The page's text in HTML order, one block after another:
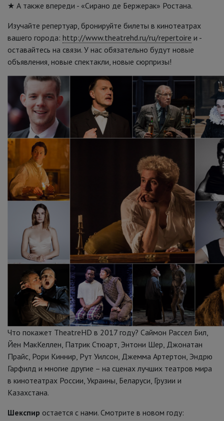
★ А также впереди - «Сирано де Бержерак» Ростана.
Изучайте репертуар, бронируйте билеты в кинотеатрах
вашего города: http://www.theatrehd.ru/ru/repertoire и -
оставайтесь на связи. У нас обязательно будут новые
объявления, новые спектакли, новые сюрпризы!
Что покажет TheatreHD в 2017 году? Саймон Рассел Бил,
Йен МакКеллен, Патрик Стюарт, Энтони Шер, Джонатан
Прайс, Рори Киннир, Рут Уилсон, Джемма Артертон, Эндрю
Гарфилд и многие другие – на сценах лучших театров мира
в кинотеатрах России, Украины, Беларуси, Грузии и
Казахстана.
Шекспир остается с нами. Смотрите в новом году: